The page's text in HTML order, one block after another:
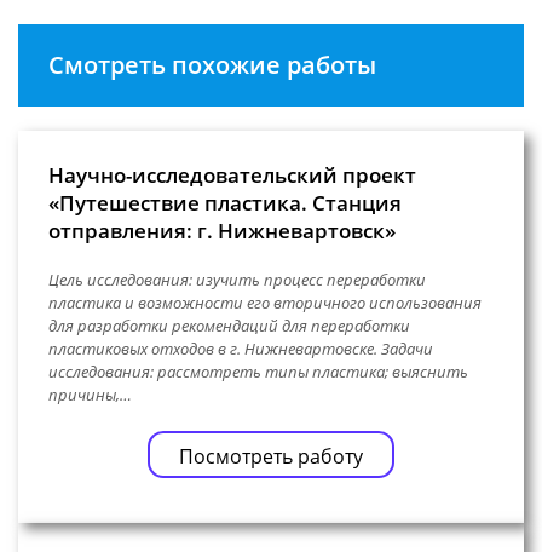
Смотреть похожие работы
Научно-исследовательский проект
«Путешествие пластика. Станция
отправления: г. Нижневартовск»
Цель исследования: изучить процесс переработки
пластика и возможности его вторичного использования
для разработки рекомендаций для переработки
пластиковых отходов в г. Нижневартовске. Задачи
исследования: рассмотреть типы пластика; выяснить
причины,…
Посмотреть работу